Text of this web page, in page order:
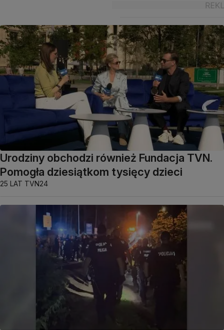
Urodziny obchodzi również Fundacja TVN.
Pomogła dziesiątkom tysięcy dzieci
25 LAT TVN24